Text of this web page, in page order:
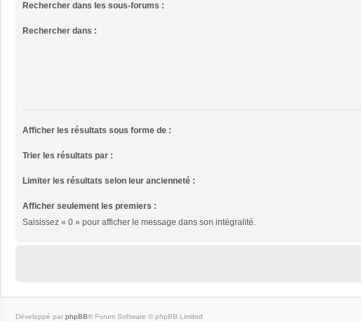
Rechercher dans les sous-forums :
Rechercher dans :
Afficher les résultats sous forme de :
Trier les résultats par :
Limiter les résultats selon leur ancienneté :
Afficher seulement les premiers :
Saisissez « 0 » pour afficher le message dans son intégralité.
Développé par phpBB® Forum Software © phpBB Limited